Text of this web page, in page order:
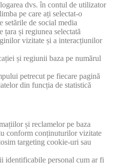
dvs. în contul de utilizator
pe care ați selectat-o
setările de social media
și regiunea selectată
vizitate și a interacțiunilor
și regiunii baza pe numărul
petrecut pe fiecare pagină
din funcția de statistică
și reclamelor pe baza
conform conținuturilor vizitate
targeting cookie-uri sau
identificabile personal cum ar fi